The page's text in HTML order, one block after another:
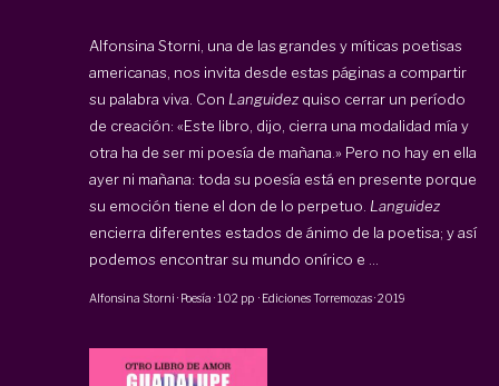
Alfonsina Storni, una de las grandes y míticas poetisas
americanas, nos invita desde estas páginas a compartir
su palabra viva. Con Languidez quiso cerrar un período
de creación: «Este libro, dijo, cierra una modalidad mía y
otra ha de ser mi poesía de mañana.» Pero no hay en ella
ayer ni mañana: toda su poesía está en presente porque
su emoción tiene el don de lo perpetuo. Languidez
encierra diferentes estados de ánimo de la poetisa; y así
podemos encontrar su mundo onírico e ...
Alfonsina Storni · Poesía ·102 pp · Ediciones Torremozas·2019